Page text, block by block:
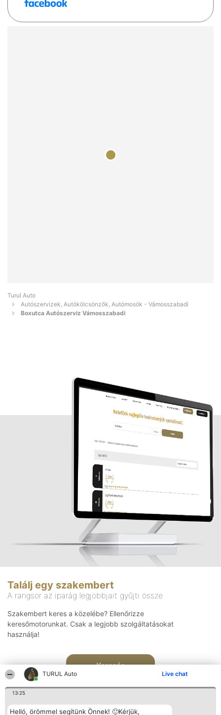
TURUL Auto Live chat
13:25
Helló, örömmel segítünk Önnek! 🙂Kérjük,
Turul Auto
Autószervizek, Autókölcsönzők, Autómosók - Vámosszabadi
Boxutca Autószerviz Vámosszabadi
Találj egy szakembert
A rangsor az iparág legjobbjait gyűjti össze
Szakembert keres a közelébe? Ellenőrizze
keresőmotorunkat. Csak a legjobb szolgáltatásokat
használja!
Keresés